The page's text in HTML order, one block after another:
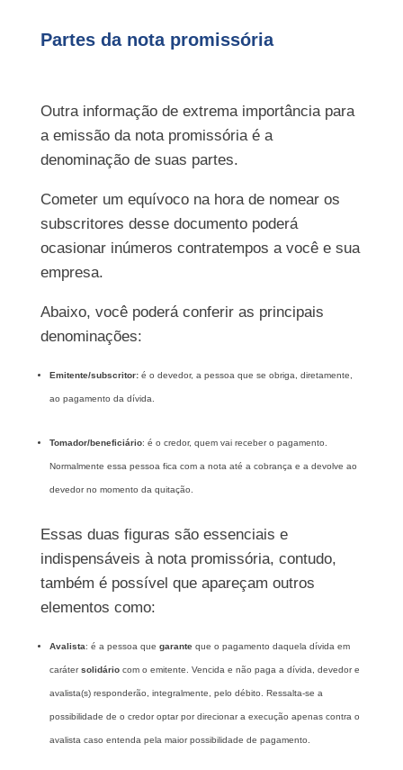
Partes da nota promissória
Outra informação de extrema importância para
a emissão da nota promissória é a
denominação de suas partes.
Cometer um equívoco na hora de nomear os
subscritores desse documento poderá
ocasionar inúmeros contratempos a você e sua
empresa.
Abaixo, você poderá conferir as principais
denominações:
Emitente/subscritor:é o devedor, a pessoa que se obriga, diretamente,
ao pagamento da dívida.
Tomador/beneficiário: é o credor, quem vai receber o pagamento.
Normalmente essa pessoa fica com a nota até a cobrança e a devolve ao
devedor no momento da quitação.
Essas duas figuras são essenciais e
indispensáveis à nota promissória, contudo,
também é possível que apareçam outros
elementos como:
Avalista: é a pessoa que garante que o pagamento daquela dívida em
carátersolidário com o emitente. Vencida e não paga a dívida, devedor e
avalista(s) responderão, integralmente, pelo débito. Ressalta-se a
possibilidade de o credor optar por direcionar a execução apenas contra o
avalista caso entenda pela maior possibilidade de pagamento.